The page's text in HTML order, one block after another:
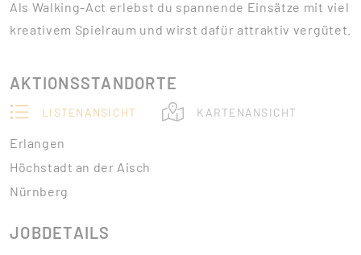
Als Walking-Act erlebst du spannende Einsätze mit viel
kreativem Spielraum und wirst dafür attraktiv vergütet.
AKTIONSSTANDORTE
LISTENANSICHT KARTENANSICHT
Erlangen
Höchstadt an der Aisch
Nürnberg
JOBDETAILS